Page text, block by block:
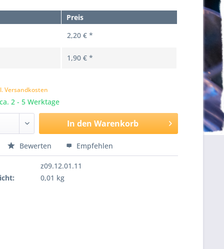
Preis
2,20 € *
1,90 € *
Versandkosten
2 - 5 Werktage
In den Warenkorb
Bewerten Empfehlen
z09.12.01.11
0,01 kg